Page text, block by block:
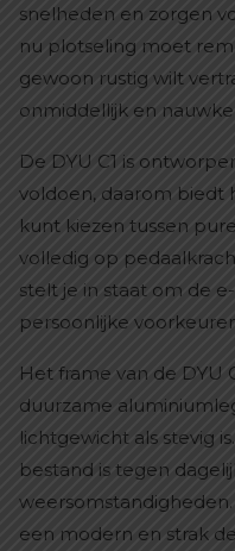
snelheden en zorgen
nu plotseling moet
gewoon rustig wilt
onmiddellijk en
De DYU C1 is
voldoen, daarom biedt
kunt kiezen tussen
volledig op
stelt je in staat om de
persoonlijke
Het frame van de DYU
duurzame
lichtgewicht als stevig
bestand is tegen
een modern en strak